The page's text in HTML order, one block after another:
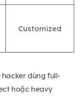
Customized
dùng full-
hoặc heavy